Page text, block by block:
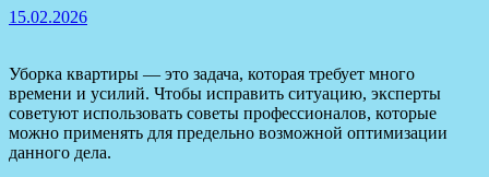
15.02.2026
Уборка квартиры — это задача, которая требует много
времени и усилий. Чтобы исправить ситуацию, эксперты
советуют использовать советы профессионалов, которые
можно применять для предельно возможной оптимизации
данного дела.